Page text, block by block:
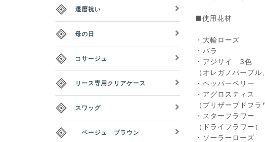
■使用花材
・大輪ローズ
・バラ
・アジサイ 3色
（オレガノパープル
・ペッパーベリー
・アグロスティス
（プリザーブドフラ
・スターフラワー
（ドライフラワー）
・ソーラーローズ
還暦祝い
母の日
コサージュ
リース専用クリアケース
スワッグ
ベージュ ブラウン